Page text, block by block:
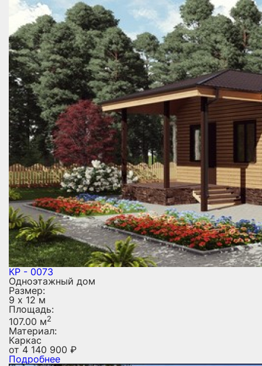
КР - 0073
Одноэтажный дом
Размер:
9 х 12 м
Площадь:
107.00 м2
Материал:
Каркас
от4 140 900 ₽
Подробнее